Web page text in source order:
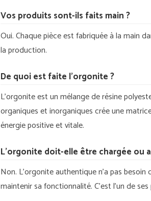
Vos produits sont-ils faits main ?
Oui. Chaque pièce est fabriquée à la main
la production.
De quoi est faite l’orgonite ?
L’orgonite est un mélange de résine
organiques et inorganiques crée une
énergie positive et vitale.
L’orgonite doit-elle être chargée ou
Non. L’orgonite authentique n’a pas
maintenir sa fonctionnalité. C’est l’un de